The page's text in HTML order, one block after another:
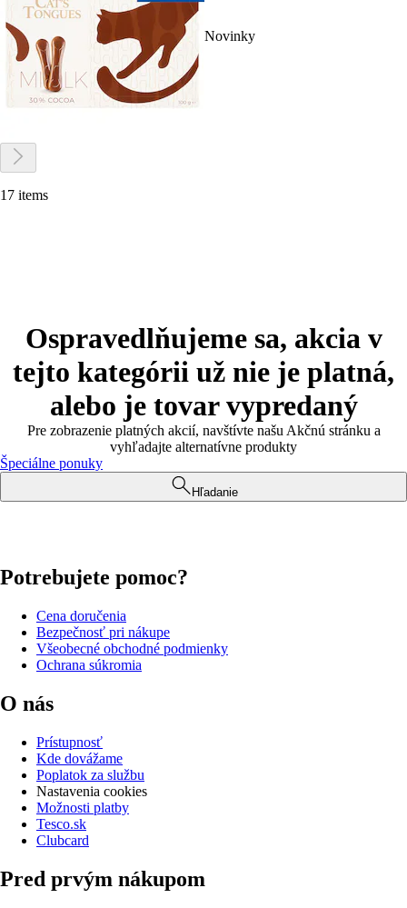
Novinky
17 items
Ospravedlňujeme sa, akcia v
tejto kategórii už nie je platná,
alebo je tovar vypredaný
Pre zobrazenie platných akcií, navštívte našu Akčnú stránku a
vyhľadajte alternatívne produkty
Špeciálne ponuky
Hľadanie
Potrebujete pomoc?
Cena doručenia
Bezpečnosť pri nákupe
Všeobecné obchodné podmienky
Ochrana súkromia
O nás
Prístupnosť
Kde dovážame
Poplatok za službu
Nastavenia cookies
Možnosti platby
Tesco.sk
Clubcard
Pred prvým nákupom